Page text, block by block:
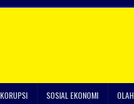
KORUPSI SOSIAL EKONOMI